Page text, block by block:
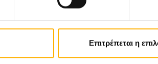
Επιτρέπεται η
για την ψωρίαση είναι
αγγίζοντας τις